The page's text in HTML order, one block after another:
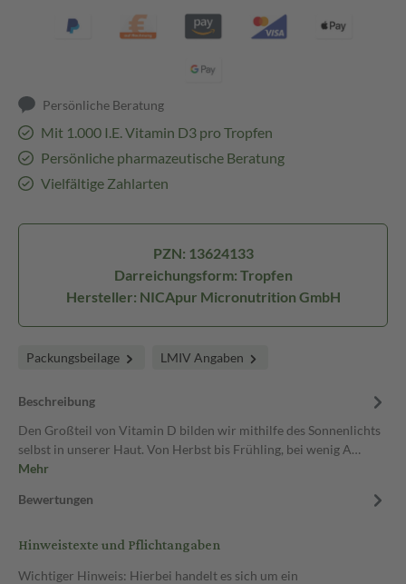
Persönliche Beratung
Mit 1.000 I.E. Vitamin D3 pro Tropfen
Persönliche pharmazeutische Beratung
Vielfältige Zahlarten
PZN: 13624133
Darreichungsform: Tropfen
Hersteller: NICApur Micronutrition GmbH
Packungsbeilage LMIV Angaben
Beschreibung
Den Großteil von Vitamin D bilden wir mithilfe des Sonnenlichts
selbst in unserer Haut. Von Herbst bis Frühling, bei wenig A…
Mehr
Bewertungen
Hinweistexte und Pflichtangaben
Wichtiger Hinweis: Hierbei handelt es sich um ein